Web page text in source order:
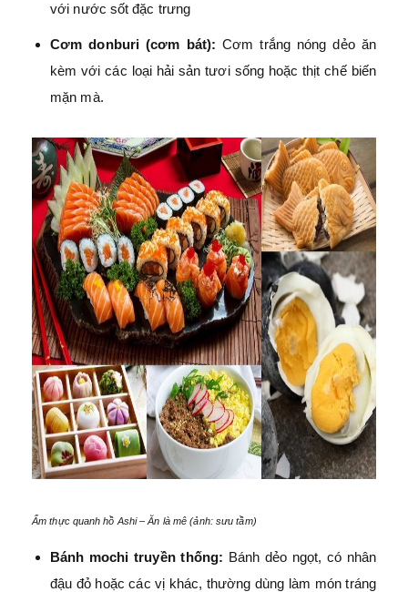
với nước sốt đặc trưng
Cơm donburi (cơm bát): Cơm trắng nóng dẻo ăn
kèm với các loại hải sản tươi sống hoặc thịt chế biến
mặn mà.
Ẩm thực quanh hồ Ashi – Ăn là mê (ảnh: sưu tầm)
Bánh mochi truyền thống: Bánh dẻo ngọt, có nhân
đậu đỏ hoặc các vị khác, thường dùng làm món tráng